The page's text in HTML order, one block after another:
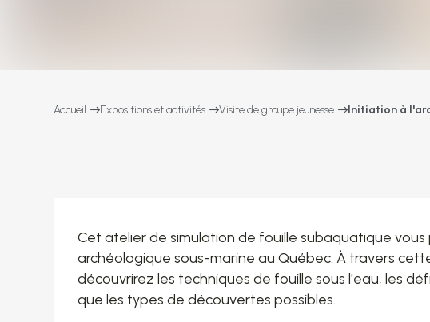
Accueil Expositions et activités Visite de groupe jeunesse Initiation à
Cet atelier de simulation de fouille subaquatique vous
archéologique sous-marine au Québec. À travers
découvrirez les techniques de fouille sous l'eau, les
que les types de découvertes possibles.